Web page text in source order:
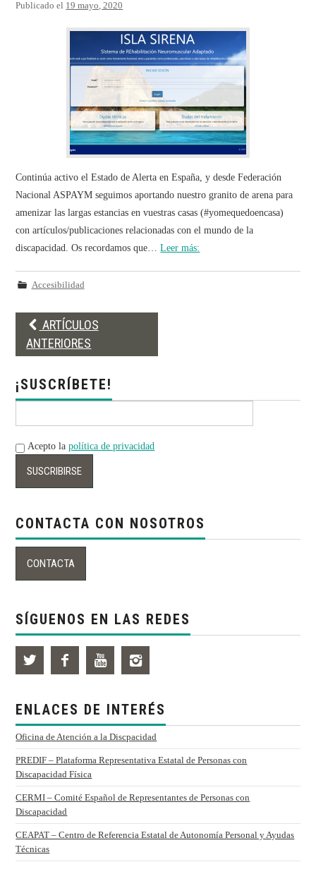
Publicado el 19 mayo, 2020
Continúa activo el Estado de Alerta en España, y desde Federación
Nacional ASPAYM seguimos aportando nuestro granito de arena para
amenizar las largas estancias en vuestras casas (#yomequedoencasa)
con artículos/publicaciones relacionadas con el mundo de la
discapacidad. Os recordamos que…Leer más:
Accesibilidad
Post
navigation
ARTÍCULOS
ANTERIORES
¡SUSCRÍBETE!
Acepto lapolítica de privacidad
CONTACTA CON NOSOTROS
SÍGUENOS EN LAS REDES
ENLACES DE INTERÉS
Oficina de Atención a la Discpacidad
PREDIF – Plataforma Representativa Estatal de Personas con
Discapacidad Física
CERMI – Comité Español de Representantes de Personas con
Discapacidad
CEAPAT – Centro de Referencia Estatal de Autonomía Personal y Ayudas
Técnicas